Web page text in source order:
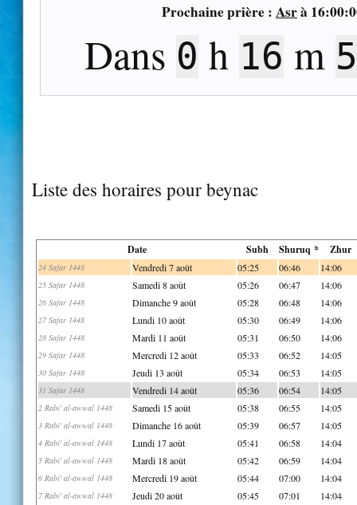
Prochaine prière : Asrà
Dans 0 h 16 m
Liste des horaires pour beynac
Date Subh Shuruq * Zhur
24 Safar 1448 Vendredi 7 août 05:25 06:46 14:06
25 Safar 1448 Samedi 8 août 05:26 06:47 14:06
26 Safar 1448 Dimanche 9 août 05:28 06:48 14:06
27 Safar 1448 Lundi 10 août 05:30 06:49 14:06
28 Safar 1448 Mardi 11 août 05:31 06:50 14:06
29 Safar 1448 Mercredi 12 août 05:33 06:52 14:05
30 Safar 1448 Jeudi 13 août 05:34 06:53 14:05
31 Safar 1448 Vendredi 14 août 05:36 06:54 14:05
2 Rabi' al-awwal 1448 Samedi 15 août 05:38 06:55 14:05
3 Rabi' al-awwal 1448 Dimanche 16 août 05:39 06:57 14:05
4 Rabi' al-awwal 1448 Lundi 17 août 05:41 06:58 14:04
5 Rabi' al-awwal 1448 Mardi 18 août 05:42 06:59 14:04
6 Rabi' al-awwal 1448 Mercredi 19 août 05:44 07:00 14:04
7 Rabi' al-awwal 1448 Jeudi 20 août 05:45 07:01 14:04